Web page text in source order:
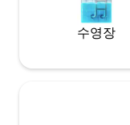
수영장